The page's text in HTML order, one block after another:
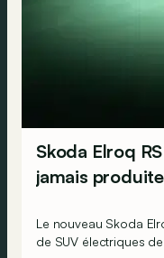
Skoda Elroq
jamais
Le nouveau Skoda
de SUV électriques